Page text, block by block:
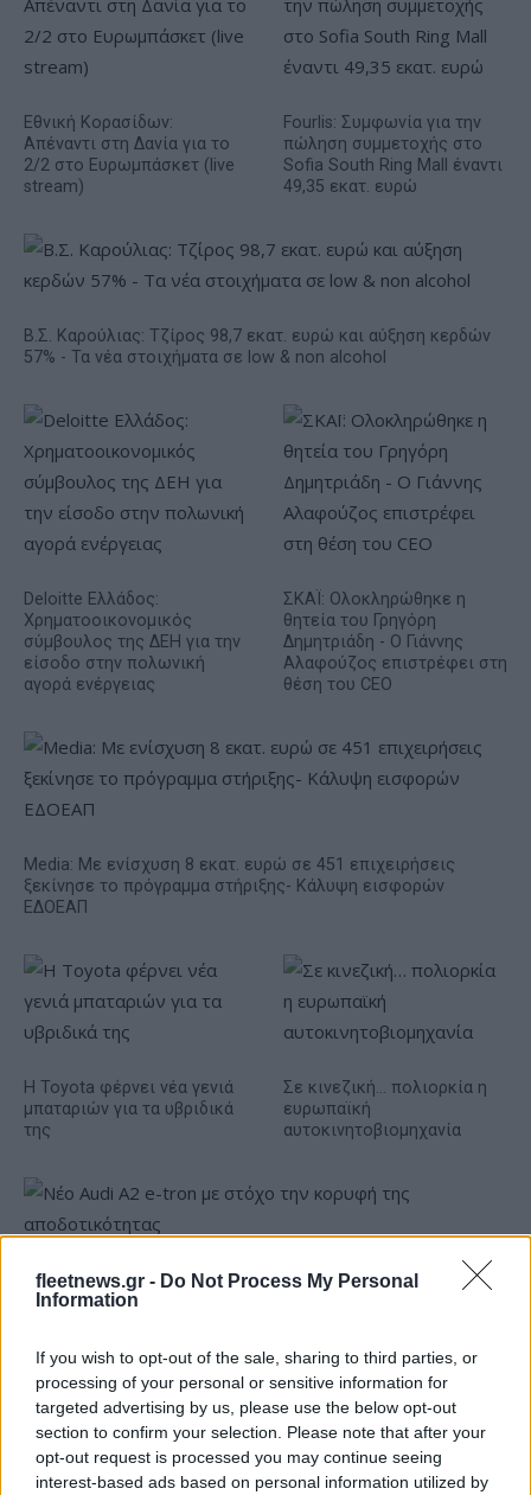
fleetnews.gr - Do Not Process My Personal
Information
If you wish to opt-out of the sale, sharing to third parties, or
processing of your personal or sensitive information for
targeted advertising by us, please use the below opt-out
section to confirm your selection. Please note that after your
opt-out request is processed you may continue seeing
interest-based ads based on personal information utilized by
Εθνική Κορασίδων:
Απέναντι στη Δανία για το
2/2 στο Ευρωμπάσκετ (live
stream)
Fourlis: Συμφωνία για την
πώληση συμμετοχής στο
Sofia South Ring Mall έναντι
49,35 εκατ. ευρώ
Β.Σ. Καρούλιας: Τζίρος 98,7 εκατ. ευρώ και αύξηση κερδών
57% - Τα νέα στοιχήματα σε low & non alcohol
Deloitte Ελλάδος:
Χρηματοοικονομικός
σύμβουλος της ΔΕΗ για την
είσοδο στην πολωνική
αγορά ενέργειας
ΣΚΑΪ: Ολοκληρώθηκε η
θητεία του Γρηγόρη
Δημητριάδη - Ο Γιάννης
Αλαφούζος επιστρέφει στη
θέση του CEO
Media: Με ενίσχυση 8 εκατ. ευρώ σε 451 επιχειρήσεις
ξεκίνησε το πρόγραμμα στήριξης- Κάλυψη εισφορών
ΕΔΟΕΑΠ
Η Toyota φέρνει νέα γενιά
μπαταριών για τα υβριδικά
της
Σε κινεζική… πολιορκία η
ευρωπαϊκή
αυτοκινητοβιομηχανία
Νέο Audi A2 e-tron με στόχο την κορυφή της
αποδοτικότητας